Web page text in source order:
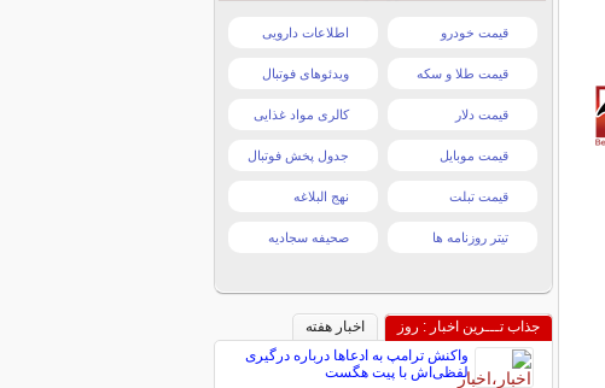
قیمت خودرو اطلاعات دارویی
قیمت طلا و سکه ویدئوهای فوتبال
قیمت دلار کالری مواد غذایی
قیمت موبایل جدول پخش فوتبال
قیمت تبلت نهج البلاغه
تیتر روزنامه ها صحیفه سجادیه
جذاب تـــرین اخبار : روز
اخبار هفته
واکنش ترامپ به ادعاها درباره درگیری
لفظی‌اش با پیت هگست